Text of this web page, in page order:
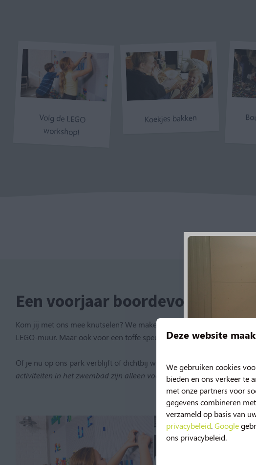
Volg de LEGO
workshop!
Koekjes bakken
Een voorjaar boordevol
Kom jij met ons mee knutselen? We maken de leukste
LEGO-muur. Maar ook voor een toffe speurtocht of om lekkere
Of je nu op ons park verblijft of dichtbij woont: stap op de fiets of
activiteiten in het zwembad zijn alleen voor onze parkgasten
Deze website
We gebruiken cookies
bieden en ons verkeer te
met onze partners voor
gegevens combineren
verzameld op basis van
privacybeleid.Google
ons privacybeleid.